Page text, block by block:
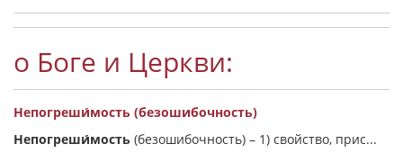
о Боге и Церкви:
Непогреши́мость (безошибочность)
Непогреши́мость (безошибочность) – 1) свойство, прис...